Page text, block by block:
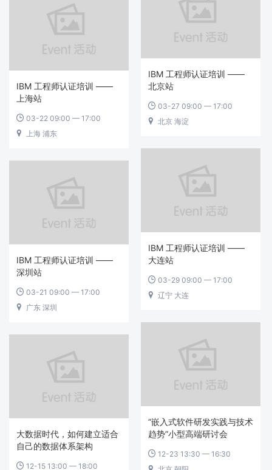
IBM 工程师认证培训 ——
北京站
 03-27 09:00 — 17:00
 北京 海淀
IBM 工程师认证培训 ——
上海站
 03-22 09:00 — 17:00
 上海 浦东
IBM 工程师认证培训 ——
大连站
 03-29 09:00 — 17:00
 辽宁 大连
IBM 工程师认证培训 ——
深圳站
 03-21 09:00 — 17:00
 广东 深圳
“嵌入式软件研发实践与技术
趋势”小型高端研讨会
 12-23 13:30 — 16:30
大数据时代，如何建立适合
自己的数据体系架构
 12-15 13:00 — 18:00